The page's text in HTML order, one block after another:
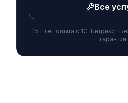
Все
15+ лет опыта с 1С-Битрикс ·
гарантии